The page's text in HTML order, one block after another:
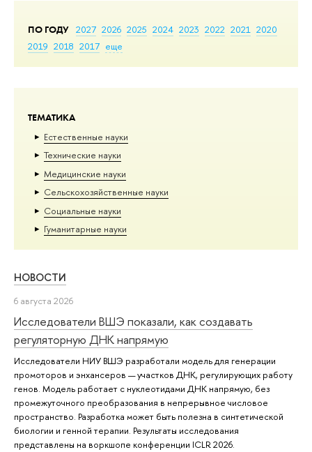
ПО ГОДУ 2027 2026 2025 2024 2023 2022 2021 2020
2019 2018 2017 еще
ТЕМАТИКА
Естественные науки
Тех­ничес­кие науки
Медицинские науки
Сельскохозяйственные науки
Социальные науки
Гуманитарные науки
НОВОСТИ
6 августа 2026
Исследователи ВШЭ показали, как создавать
регуляторную ДНК напрямую
Исследователи НИУ ВШЭ разработали модель для генерации
промоторов и энхансеров — участков ДНК, регулирующих работу
генов. Модель работает с нуклеотидами ДНК напрямую, без
промежуточного преобразования в непрерывное числовое
пространство. Разработка может быть полезна в синтетической
биологии и генной терапии. Результаты исследования
представлены на воркшопе конференции ICLR 2026.